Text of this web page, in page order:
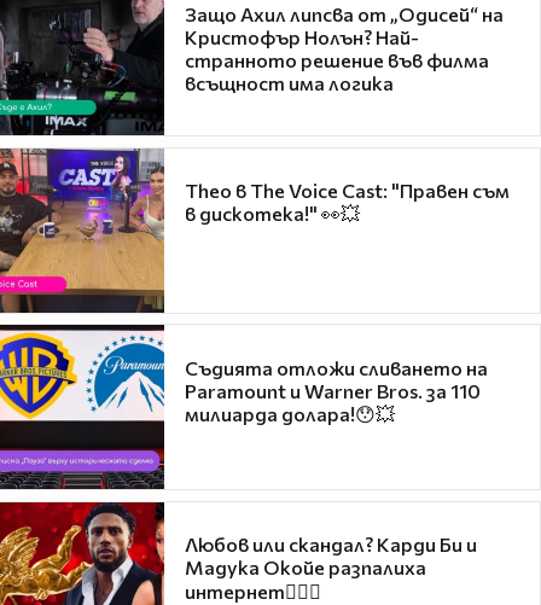
Защо Ахил липсва от „Одисей“ на
Кристофър Нолън? Най-
странното решение във филма
всъщност има логика
Theo в The Voice Cast: "Правен съм
в дискотека!" 👀💥
Съдията отложи сливането на
Paramount и Warner Bros. за 110
милиарда долара!😯💥
Любов или скандал? Карди Би и
Мадука Окойе разпалиха
интернет❤️‍🔥🔥